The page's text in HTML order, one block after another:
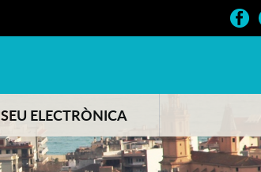
SEU ELECTRÒNICA